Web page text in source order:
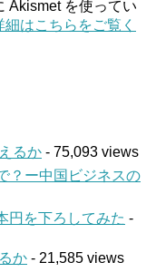
Akismet を使ってい
はこちらをご覧く
るか - 75,093 views
？ー中国ビジネスの
円を下ろしてみた -
か - 21,585 views